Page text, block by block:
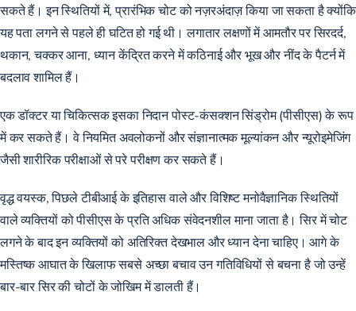
सकते हैं। इन स्थितियों में, प्रारंभिक चोट को नज़रअंदाज़ किया जा सकता है क्योंकि
यह पता लगने से पहले ही घटित हो गई थी। लगातार लक्षणों में आमतौर पर सिरदर्द,
थकान, चक्कर आना, ध्यान केंद्रित करने में कठिनाई और भूख और नींद के पैटर्न में
बदलाव शामिल हैं।
एक डॉक्टर या चिकित्सक इसका निदान पोस्ट-कंसक्शन सिंड्रोम (पीसीएस) के रूप
में कर सकते हैं। वे नियमित अवलोकनों और संज्ञानात्मक मूल्यांकन और न्यूरोइमेजिंग
जैसी शारीरिक परीक्षाओं से परे परीक्षण कर सकते हैं।
वृद्ध वयस्क, पिछले टीबीआई के इतिहास वाले और विशिष्ट मनोवैज्ञानिक स्थितियों
वाले व्यक्तियों को पीसीएस के प्रति अधिक संवेदनशील माना जाता है। सिर में चोट
लगने के बाद इन व्यक्तियों को अतिरिक्त देखभाल और ध्यान देना चाहिए। आगे के
मस्तिष्क आघात के खिलाफ सबसे अच्छा बचाव उन गतिविधियों से बचना है जो उन्हें
बार-बार सिर की चोटों के जोखिम में डालती हैं।